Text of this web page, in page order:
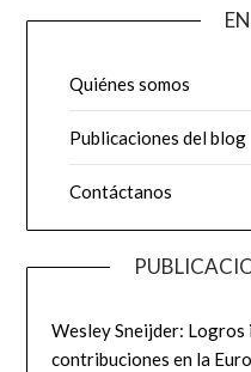
Quiénes somos
Publicaciones del blog
Contáctanos
Wesley Sneijder:
contribuciones en la